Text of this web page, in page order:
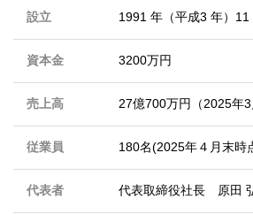
設立 1991 年（平成3 年）11
資本金 3200万円
売上高 27億700万円（2025年3
従業員 180名(2025年４月末時
代表者 代表取締役社長 原田